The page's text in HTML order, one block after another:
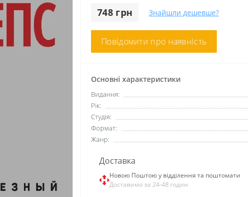
748 грн Знайшли дешевше?
Повідомити про наявність
Основні характеристики
Видання:
Рік:
Студія:
Формат:
Жанр:
Доставка
Новою Поштою у відділення та поштомати
Доставимо за 24-48 годин